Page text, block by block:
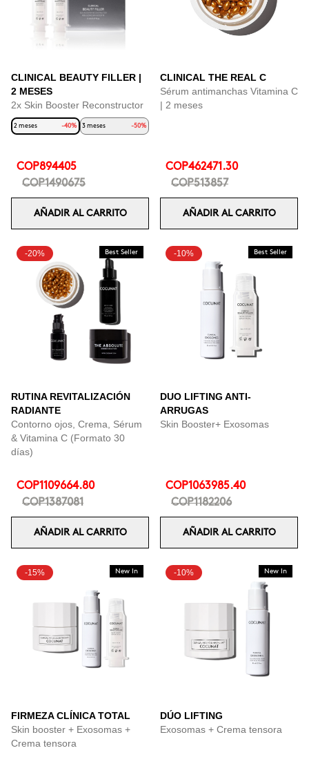
CLINICAL BEAUTY FILLER |
2 MESES
2x Skin Booster Reconstructor
2 meses -40% 3 meses -50%
COP894405
COP1490675
AÑADIR AL CARRITO
CLINICAL THE REAL C
Sérum antimanchas Vitamina C
| 2 meses
COP462471.30
COP513857
AÑADIR AL CARRITO
-20% Best Seller
RUTINA REVITALIZACIÓN
RADIANTE
Contorno ojos, Crema, Sérum
& Vitamina C (Formato 30
días)
COP1109664.80
COP1387081
AÑADIR AL CARRITO
-10% Best Seller
DUO LIFTING ANTI-
ARRUGAS
Skin Booster+ Exosomas
COP1063985.40
COP1182206
AÑADIR AL CARRITO
-15% New In
FIRMEZA CLÍNICA TOTAL
Skin booster + Exosomas +
Crema tensora
-10% New In
DÚO LIFTING
Exosomas + Crema tensora